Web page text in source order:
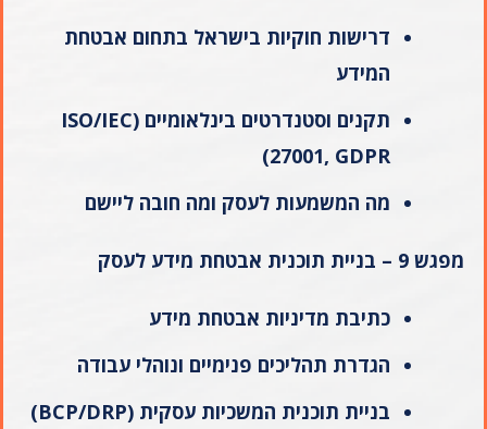
דרישות חוקיות בישראל בתחום אבטחת
המידע
תקנים וסטנדרטים בינלאומיים (ISO/IEC
27001, GDPR)
מה המשמעות לעסק ומה חובה ליישם
מפגש 9 – בניית תוכנית אבטחת מידע לעסק
כתיבת מדיניות אבטחת מידע
הגדרת תהליכים פנימיים ונוהלי עבודה
בניית תוכנית המשכיות עסקית (BCP/DRP)